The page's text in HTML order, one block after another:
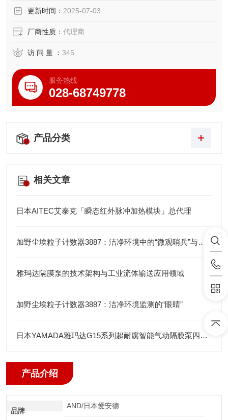
更新时间： 2025-07-03
厂商性质： 代理商
访 问 量 ： 345
服务热线
028-68749778
产品分类
相关文章
日本AITEC艾泰克「瞬态红外脉冲加热模块」总代理
加野尘埃粒子计数器3887：洁净环境中的“微观哨兵”与洁净度“审计官”
雅玛达隔膜泵的技术架构与工业流体输送应用领域
加野尘埃粒子计数器3887：洁净环境监测的“眼睛”
日本YAMADA雅玛达G15系列超耐腐智能气动隔膜泵四川代理店
产品介绍
品牌
AND/日本爱安德